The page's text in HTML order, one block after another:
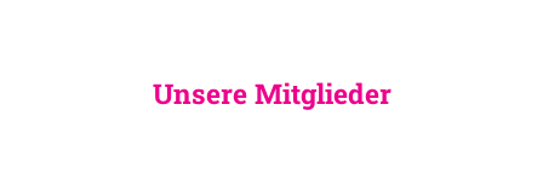
Unsere Mitglieder